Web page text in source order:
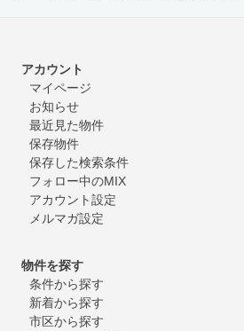
アカウント
マイページ
お知らせ
最近見た物件
保存物件
保存した検索条件
フォロー中のMIX
アカウント設定
メルマガ設定
物件を探す
条件から探す
新着から探す
市区から探す